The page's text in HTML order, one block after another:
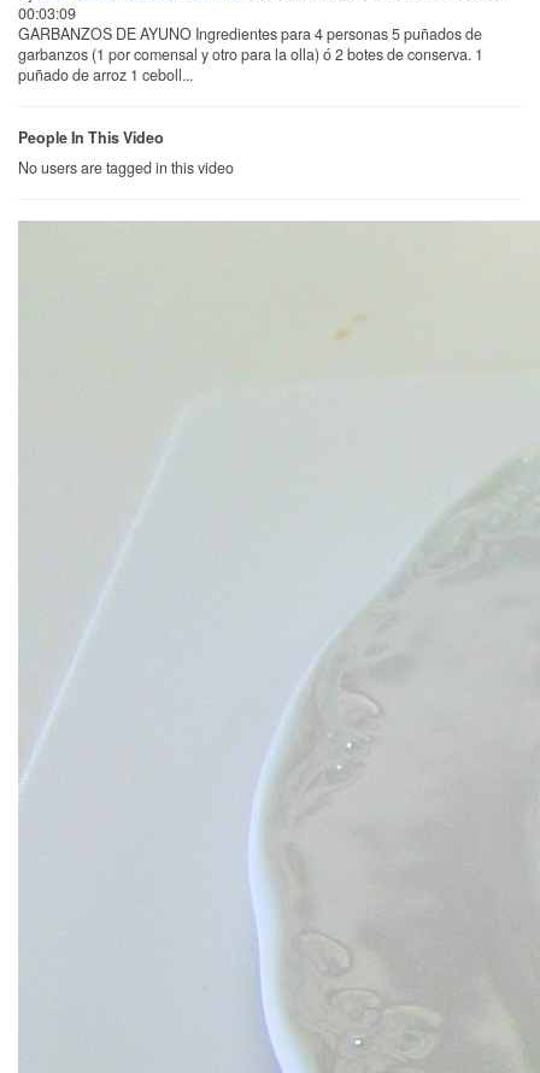
00:03:09
GARBANZOS DE AYUNO Ingredientes para 4 personas 5 puñados de
garbanzos (1 por comensal y otro para la olla) ó 2 botes de conserva. 1
puñado de arroz 1 ceboll...
People In This Video
No users are tagged in this video